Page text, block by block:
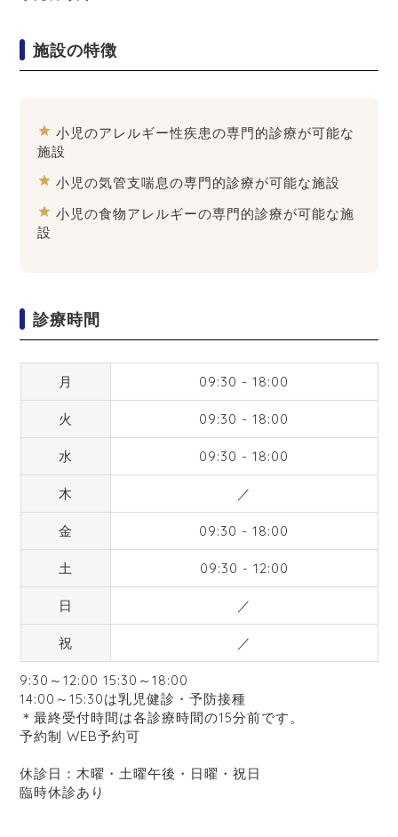
施設の特徴
star 小児のアレルギー性疾患の専門的診療が可能な
施設
star 小児の気管支喘息の専門的診療が可能な施設
star 小児の食物アレルギーの専門的診療が可能な施
設
診療時間
月 09:30 - 18:00
火 09:30 - 18:00
水 09:30 - 18:00
木 ／
金 09:30 - 18:00
土 09:30 - 12:00
日 ／
祝 ／
9:30～12:00 15:30～18:00
14:00～15:30は乳児健診・予防接種
＊最終受付時間は各診療時間の15分前です。
予約制 WEB予約可
休診日：木曜・土曜午後・日曜・祝日
臨時休診あり